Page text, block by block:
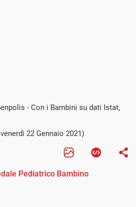
- Con i Bambini su dati Istat,
22 Gennaio 2021)
Pediatrico Bambino